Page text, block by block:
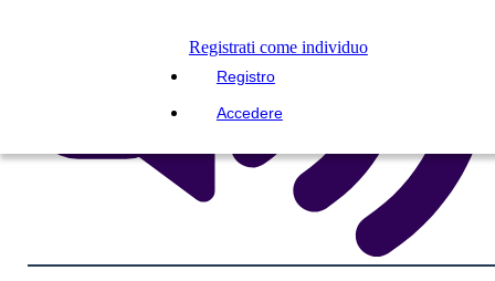
Registrati come individuo
Registro
Accedere